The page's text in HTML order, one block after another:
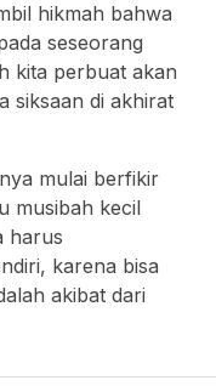
hikmah bahwa
seseorang
kita perbuat akan
siksaan di akhirat
mulai berfikir
musibah kecil
harus
karena bisa
akibat dari